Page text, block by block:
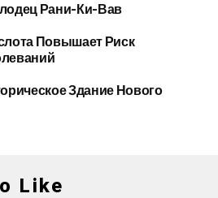
Рани-Ки-Вав
Повышает Риск
Здание Нового
Like